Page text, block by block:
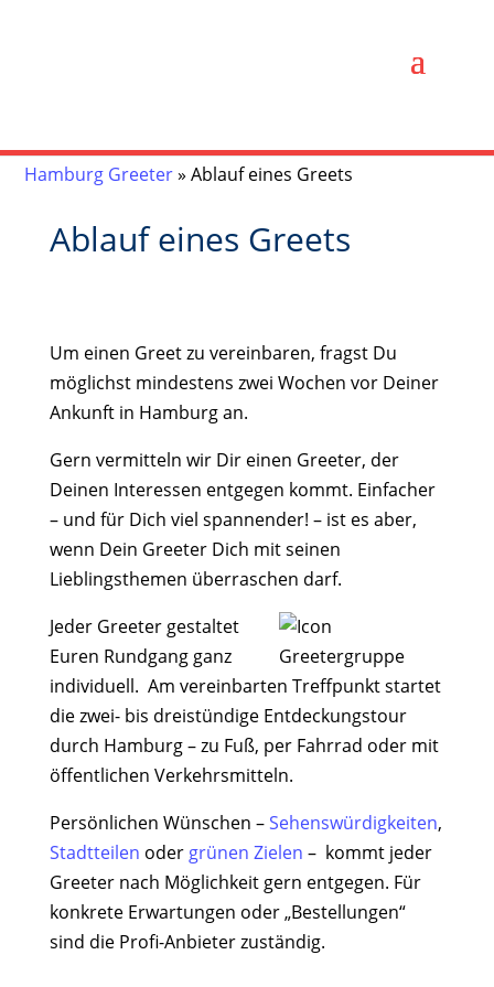
Hamburg Greeter»Ablauf eines Greets
Ablauf eines Greets
Um einen Greet zu vereinbaren, fragst Du
möglichst mindestens zwei Wochen vor Deiner
Ankunft in Hamburg an.
Gern vermitteln wir Dir einen Greeter, der
Deinen Interessen entgegen kommt. Einfacher
– und für Dich viel spannender! – ist es aber,
wenn Dein Greeter Dich mit seinen
Lieblingsthemen überraschen darf.
Jeder Greeter gestaltet
Euren Rundgang ganz
individuell. Am vereinbarten Treffpunkt startet
die zwei- bis dreistündige Entdeckungstour
durch Hamburg – zu Fuß, per Fahrrad oder mit
öffentlichen Verkehrsmitteln.
Persönlichen Wünschen –Sehenswürdigkeiten,
Stadtteilen oder grünen Zielen – kommt jeder
Greeter nach Möglichkeit gern entgegen. Für
konkrete Erwartungen oder „Bestellungen“
sind die Profi-Anbieter zuständig.